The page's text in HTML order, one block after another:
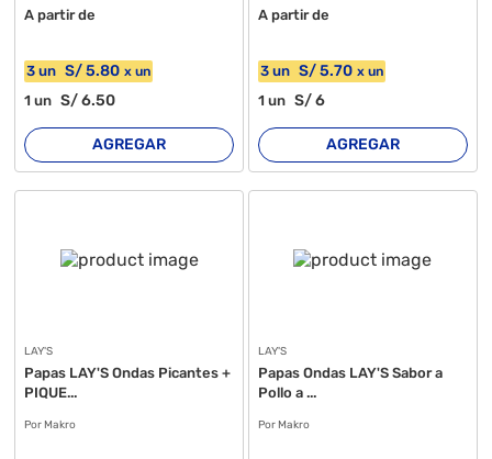
A partir de
3 un S/5.80 xun
1un S/6.50
AGREGAR
A partir de
3 un S/5.70 x un
1 un S/6
AGREGAR
LAY'S
Papas LAY'S Ondas Picantes +
PIQUE...
Por Makro
LAY'S
Papas Ondas LAY'S Sabor a
Pollo a ...
Por Makro